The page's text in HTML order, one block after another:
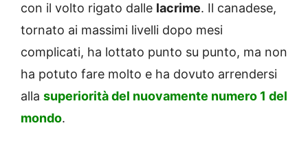
con il volto rigato dalle lacrime. Il canadese,
tornato ai massimi livelli dopo mesi
complicati, ha lottato punto su punto, ma non
ha potuto fare molto e ha dovuto arrendersi
alla superiorità del nuovamente numero 1 del
mondo.